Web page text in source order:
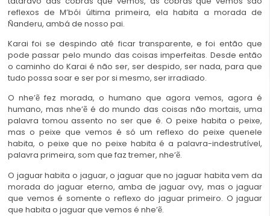
reflexos de M’bói última primeira, ela habita a morada de
Ñanderu, ambá de nosso pai.
Karai foi se despindo até ficar transparente, e foi então que
pode passar pelo mundo das coisas imperfeitas. Desde então
o caminho do Karai é não ser, ser despido, ser nada, para que
tudo possa soar e ser por si mesmo, ser irradiado.
O nhe’ẽ fez morada, o humano que agora vemos, agora é
humano, mas nhe’ẽ é do mundo das coisas não mortais, uma
palavra tomou assento no ser que é. O peixe habita o peixe,
mas o peixe que vemos é só um reflexo do peixe quenele
habita, o peixe que no peixe habita é a palavra-indestrutível,
palavra primeira, som que faz tremer, nhe’ẽ.
O jaguar habita o jaguar, o jaguar que no jaguar habita vem da
morada do jaguar eterno, amba de jaguar ovy, mas o jaguar
que vemos é somente o reflexo do jaguar primeiro. O jaguar
que habita o jaguar que vemos é nhe’ẽ.